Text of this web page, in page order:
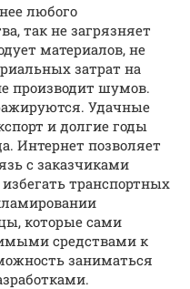
любого
так не загрязняет
материалов, не
затрат на
производит шумов.
Удачные
и долгие годы
Интернет позволяет
с заказчиками
транспортных
которые сами
средствами к
заниматься